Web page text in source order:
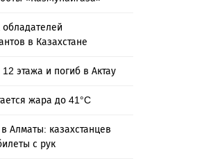
в Казахстане
этажа и погиб в Актау
жара до 41°C
Алматы: казахстанцев
с рук